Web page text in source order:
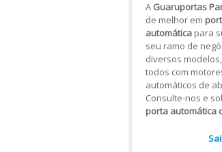
A Guaruportas
de melhor em
automáticapara
seu ramo de
diversos
todos com
automáticos de
Consulte-nos e
porta automática